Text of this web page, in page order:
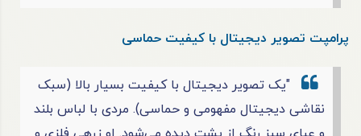
پرامپت تصویر دیجیتال با کیفیت حماسی
"یک تصویر دیجیتال با کیفیت بسیار بالا (سبک
نقاشی دیجیتال مفهومی و حماسی). مردی با لباس بلند